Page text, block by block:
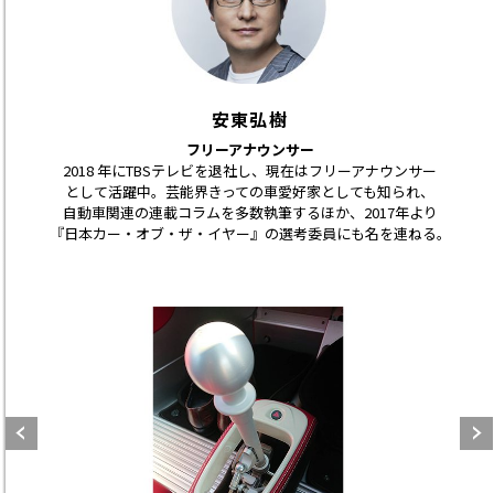
安東弘樹
フリーアナウンサー
2018 年にTBSテレビを退社し、現在はフリーアナウンサー
として活躍中。芸能界きっての車愛好家としても知られ、
自動車関連の連載コラムを多数執筆するほか、2017年より
『日本カー・オブ・ザ・イヤー』の選考委員にも名を連ねる。